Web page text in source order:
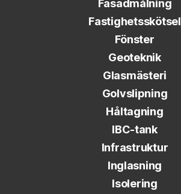
Fasadmålning
Fastighetsskötsel
Fönster
Geoteknik
Glasmästeri
Golvslipning
Håltagning
IBC-tank
Infrastruktur
Inglasning
Isolering